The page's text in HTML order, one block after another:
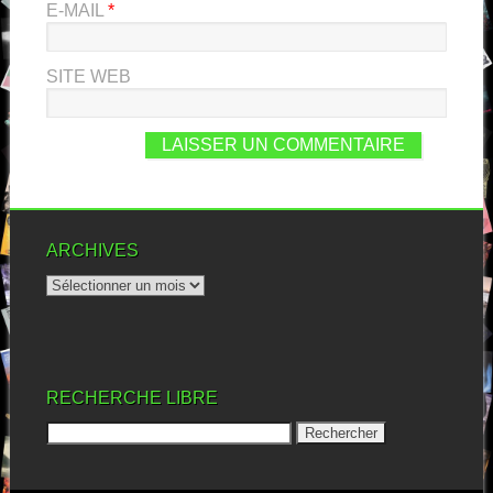
E-MAIL *
SITE WEB
ARCHIVES
RECHERCHE LIBRE